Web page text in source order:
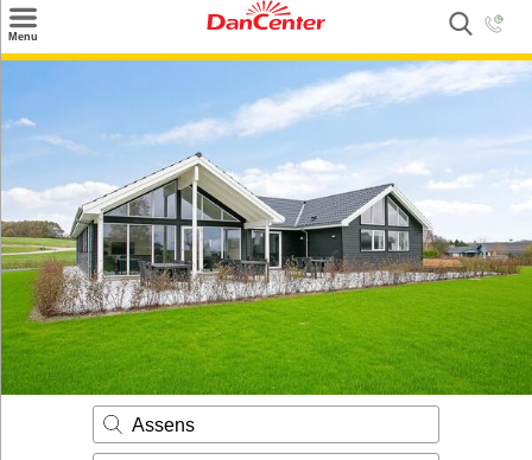
Menu
Service
Kontakt
Assens